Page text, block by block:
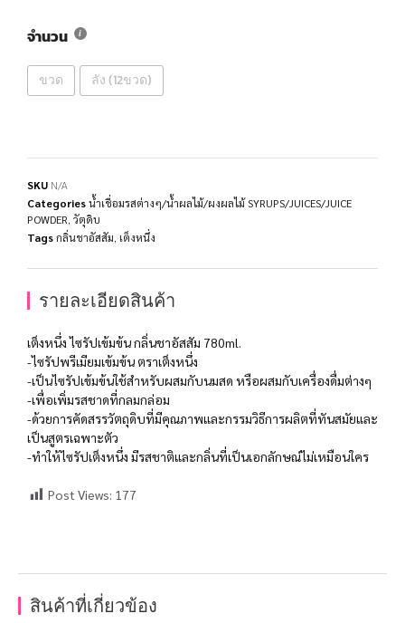
จำนวน
ขวด ลัง (12ขวด)
SKU N/A
Categoriesน้ำเชื่อมรสต่างๆ/น้ำผลไม้/ผงผลไม้ SYRUPS/JUICES/JUICE
POWDER วัตุดิบ
Tagsกลิ่นชาอัสสัม เต็งหนึ่ง
รายละเอียดสินค้า
เต็งหนึ่ง ไซรัปเข้มข้น กลิ่นชาอัสสัม 780ml.
-ไซรัปพรีเมียมเข้มข้น ตราเต็งหนึ่ง
-เป็นไซรัปเข้มข้นใช้สำหรับผสมกับนมสด หรือผสมกับเครื่องดื่มต่างๆ
-เพื่อเพิ่มรสชาดที่กลมกล่อม
-ด้วยการคัดสรรวัตถุดิบที่มีคุณภาพและกรรมวิธีการผลิตที่ทันสมัยและ
เป็นสูตรเฉพาะตัว
-ทำให้ไซรัปเต็งหนึ่ง มีรสชาติและกลิ่นที่เป็นเอกลักษณ์ไม่เหมือนใคร
Post Views: 177
สินค้าที่เกี่ยวข้อง